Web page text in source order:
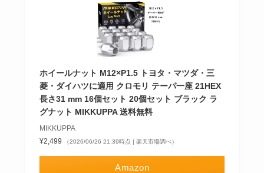
ホイールナット M12×P1.5 トヨタ・マツダ・三
菱・ダイハツに適用 クロモリ テーパ一座 21HEX
長さ31 mm 16個セット 20個セット ブラック ラ
グナット MIKKUPPA 送料無料
MIKKUPPA
¥2,499
（2026/06/26 21:39時点 | 楽天市場調べ）
Amazon